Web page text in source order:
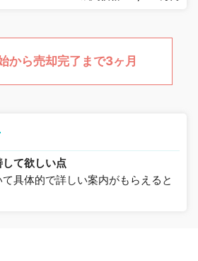
から売却完了まで3ヶ月
て欲しい点
具体的で詳しい案内がもらえると